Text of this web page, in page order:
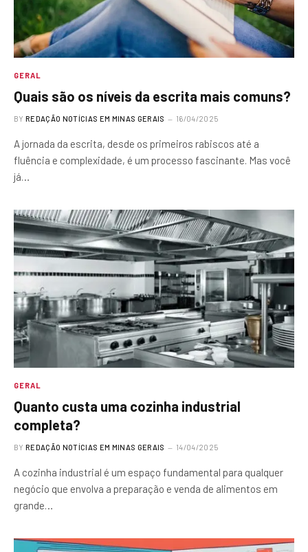
GERAL
Quais são os níveis da escrita mais comuns?
BY REDAÇÃO NOTÍCIAS EM MINAS GERAIS 16/04/2025
A jornada da escrita, desde os primeiros rabiscos até a
fluência e complexidade, é um processo fascinante. Mas você
já…
GERAL
Quanto custa uma cozinha industrial
completa?
BY REDAÇÃO NOTÍCIAS EM MINAS GERAIS 14/04/2025
A cozinha industrial é um espaço fundamental para qualquer
negócio que envolva a preparação e venda de alimentos em
grande…